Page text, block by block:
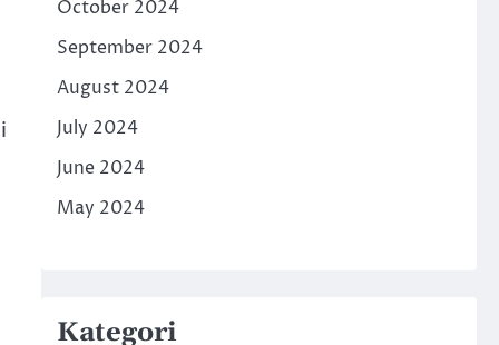
October 2024
September 2024
August 2024
July 2024
June 2024
May 2024
Kategori